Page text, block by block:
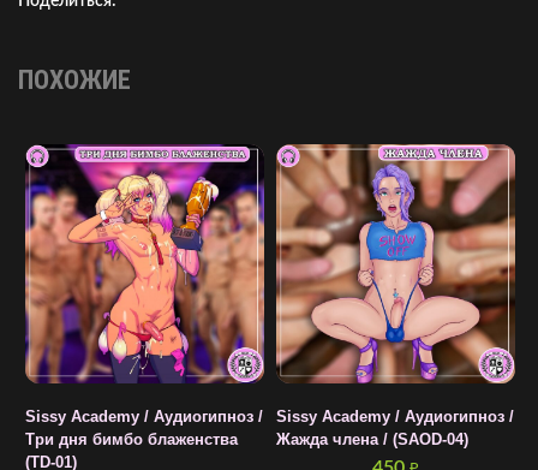
ПОХОЖИЕ
Sissy Academy / Аудиогипноз /
Три дня бимбо блаженства
(TD-01)
Sissy Academy / Аудиогипноз /
Жажда члена / (SAOD-04)